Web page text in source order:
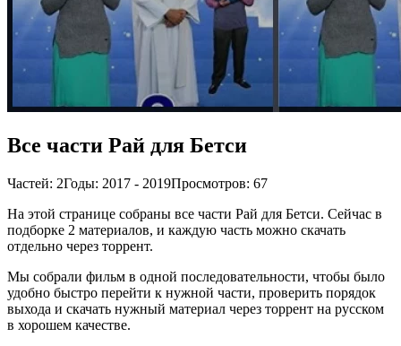
Все части Рай для Бетси
Частей: 2Годы: 2017 - 2019Просмотров: 67
На этой странице собраны все части Рай для Бетси. Сейчас в
подборке 2 материалов, и каждую часть можно скачать
отдельно через торрент.
Мы собрали фильм в одной последовательности, чтобы было
удобно быстро перейти к нужной части, проверить порядок
выхода и скачать нужный материал через торрент на русском
в хорошем качестве.